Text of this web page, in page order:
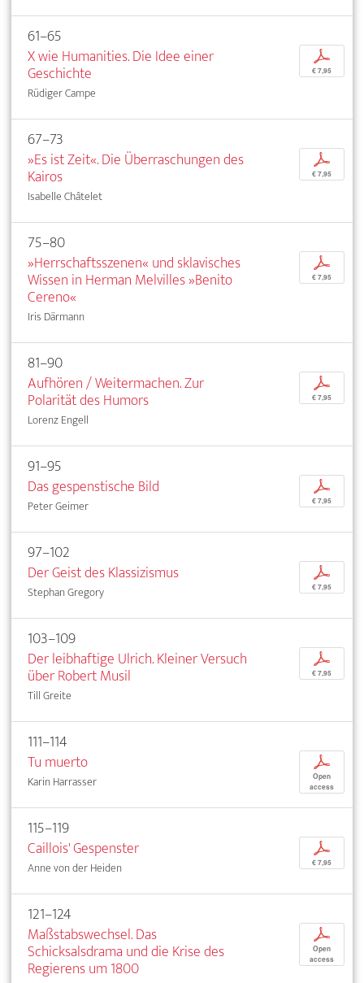
61–65
X wie Humanities. Die Idee einer
Geschichte
Rüdiger Campe
p
€ 7,95
67–73
»Es ist Zeit«. Die Überraschungen des
Kairos
Isabelle Châtelet
p
€ 7,95
75–80
»Herrschaftsszenen« und sklavisches
Wissen in Herman Melvilles »Benito
Cereno«
Iris Därmann
p
€ 7,95
81–90
Aufhören / Weitermachen. Zur
Polarität des Humors
Lorenz Engell
p
€ 7,95
91–95
Das gespenstische Bild
Peter Geimer
p
€ 7,95
97–102
Der Geist des Klassizismus
Stephan Gregory
p
€ 7,95
103–109
Der leibhaftige Ulrich. Kleiner Versuch
über Robert Musil
Till Greite
p
€ 7,95
111–114
Tu muerto
Karin Harrasser
p
Open
access
115–119
Caillois' Gespenster
Anne von der Heiden
p
€ 7,95
121–124
Maßstabswechsel. Das
Schicksalsdrama und die Krise des
Regierens um 1800
p
Open
access